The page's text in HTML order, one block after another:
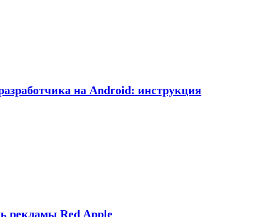
на Android: инструкция
рекламы Red Apple